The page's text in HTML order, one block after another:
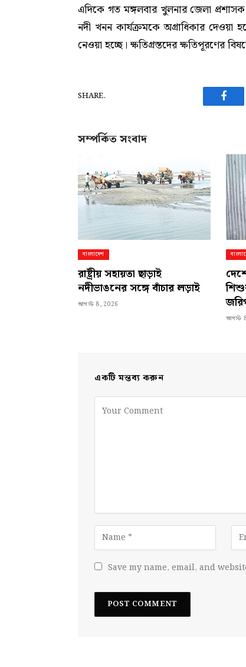
এদিকে গত মঙ্গলবার খুলনার জেলা প্রশাসক
নদী খনন কার্যক্রমকে অগ্রাধিকার দেওয়া
নেওয়া হচ্ছে। ক্ষতিগ্রস্তদের ক্ষতিপূরণের
SHARE.
সম্পর্কিত সংবাদ
বাংলাদেশ
রাষ্ট্রীয় সহায়তা ছাড়াই
নদীভাঙনের সঙ্গে বাঁচার লড়াই
আগস্ট 8, 2026
আগস্ট
একটি মন্তব্য করুন
Save my name, email, and